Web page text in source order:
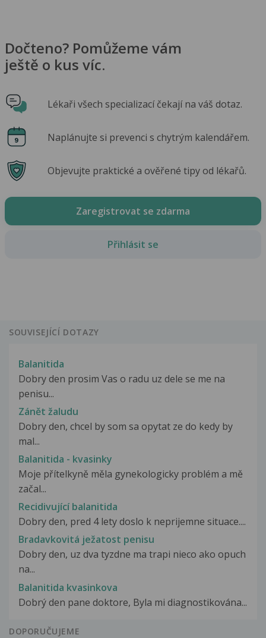
Dočteno? Pomůžeme vám
ještě o kus víc.
Lékaři všech specializací čekají na váš dotaz.
Naplánujte si prevenci s chytrým kalendářem.
Objevujte praktické a ověřené tipy od lékařů.
Zaregistrovat se zdarma
Přihlásit se
SOUVISEJÍCÍ DOTAZY
Balanitida
Dobry den prosim Vas o radu uz dele se me na
penisu...
Zánět žaludu
Dobry den, chcel by som sa opytat ze do kedy by
mal...
Balanitida - kvasinky
Moje přítelkyně měla gynekologicky problém a mě
začal...
Recidivující balanitida
Dobry den, pred 4 lety doslo k neprijemne situace....
Bradavkovitá ježatost penisu
Dobry den, uz dva tyzdne ma trapi nieco ako opuch
na...
Balanitida kvasinkova
Dobrý den pane doktore, Byla mi diagnostikována...
DOPORUČUJEME